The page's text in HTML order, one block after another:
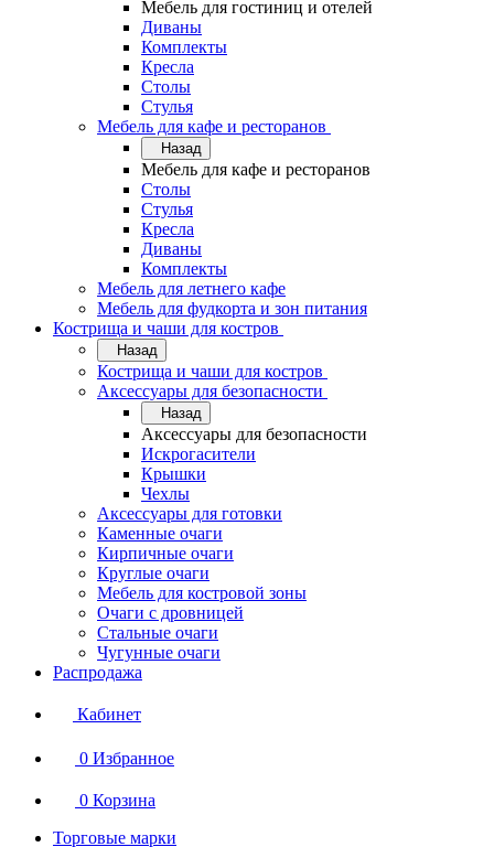
Мебель для гостиниц и отелей
Диваны
Комплекты
Кресла
Столы
Стулья
Мебель для кафе и ресторанов
Назад
Мебель для кафе и ресторанов
Столы
Стулья
Кресла
Диваны
Комплекты
Мебель для летнего кафе
Мебель для фудкорта и зон питания
Кострища и чаши для костров
Назад
Кострища и чаши для костров
Аксессуары для безопасности
Назад
Аксессуары для безопасности
Искрогасители
Крышки
Чехлы
Аксессуары для готовки
Каменные очаги
Кирпичные очаги
Круглые очаги
Мебель для костровой зоны
Очаги с дровницей
Стальные очаги
Чугунные очаги
Распродажа
Кабинет
0 Избранное
0 Корзина
Торговые марки